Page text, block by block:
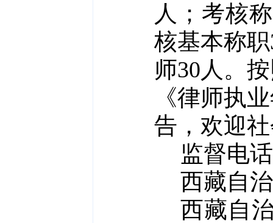
人；考核
核基本称职
师30人。
《律师执
告，欢迎
监督电
西藏自
西藏自